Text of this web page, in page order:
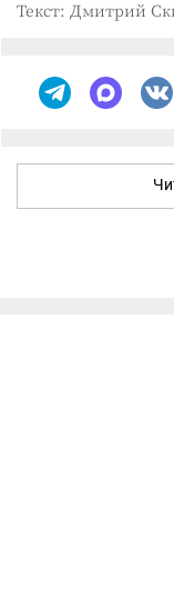
Текст: Дмитрий